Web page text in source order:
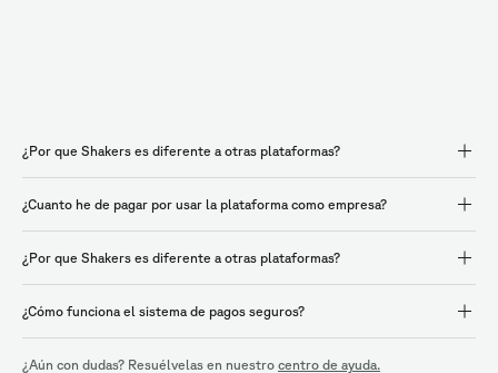
¿Por que Shakers es diferente a otras plataformas?
¿Cuanto he de pagar por usar la plataforma como empresa?
¿Por que Shakers es diferente a otras plataformas?
¿Cómo funciona el sistema de pagos seguros?
¿Aún con dudas? Resuélvelas en nuestro centro de ayuda.